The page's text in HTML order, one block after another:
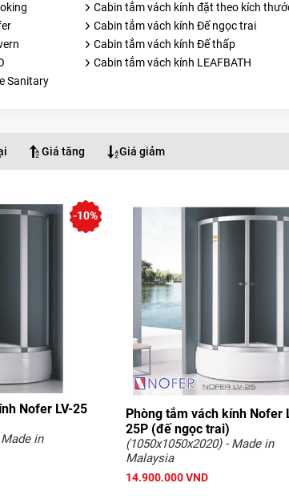
Cabin tắm vách kính đặt theo kích
Cabin tắm vách kính Đế ngọc trai
Cabin tắm vách kính Đế thấp
Cabin tắm vách kính LEAFBATH
Sanitary
Giá tăng Giá giảm
Nofer LV-25
in
-10%
Phòng tắm vách kính Nofer
25P (đế ngọc trai)
(1050x1050x2020) - Made in
Malaysia
14.900.000 VND